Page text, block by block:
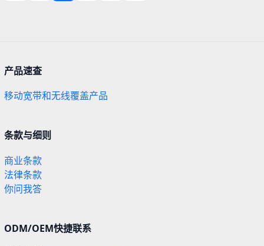
产品速查
移动宽带和无线覆盖产品
条款与细则
商业条款
法律条款
你问我答
ODM/OEM快捷联系